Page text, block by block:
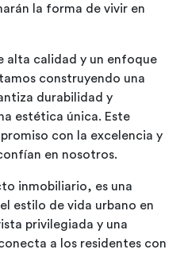
la forma de vivir en
alta calidad y un enfoque
construyendo una
durabilidad y
estética única. Este
con la excelencia y
en nosotros.
inmobiliario, es una
estilo de vida urbano en
privilegiada y una
a los residentes con